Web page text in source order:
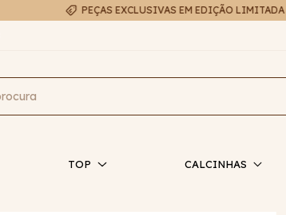
FRETE EXPRESSO EM ATÉ 48H
TOP CALCINHAS